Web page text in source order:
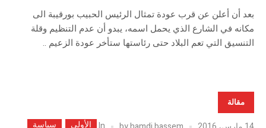
بعد أن أعلن عن قرب عودة تمثال الرئيس الحبيب بورقيبة الى
مكانه في الشارع الذي يحمل اسمه، يبدو أن عدم التنظيم وقلة
التنسيق التي تعم البلاد حتى رئاستها ستأخر عودة الزعيم ..
مقالة
الأولى سياسة